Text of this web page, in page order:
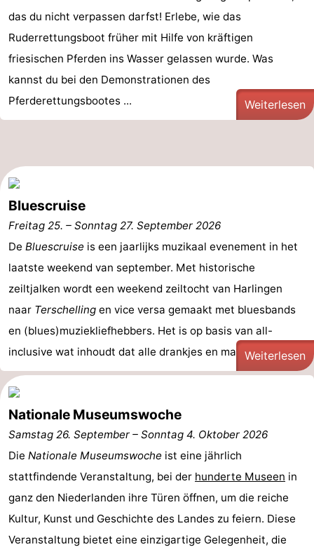
das du nicht verpassen darfst! Erlebe, wie das
Ruderrettungsboot früher mit Hilfe von kräftigen
friesischen Pferden ins Wasser gelassen wurde. Was
kannst du bei den Demonstrationen des
Pferderettungsbootes ...
Weiterlesen
Bluescruise
Freitag 25. – Sonntag 27. September 2026
De Bluescruise is een jaarlijks muzikaal evenement in het
laatste weekend van september. Met historische
zeiltjalken wordt een weekend zeiltocht van Harlingen
naar Terschelling en vice versa gemaakt met bluesbands
en (blues)muziekliefhebbers. Het is op basis van all-
inclusive wat inhoudt dat alle drankjes en maaltijden ...
Weiterlesen
Nationale Museumswoche
Samstag 26. September – Sonntag 4. Oktober 2026
Die Nationale Museumswoche ist eine jährlich
stattfindende Veranstaltung, bei der hunderte Museen in
ganz den Niederlanden ihre Türen öffnen, um die reiche
Kultur, Kunst und Geschichte des Landes zu feiern. Diese
Veranstaltung bietet eine einzigartige Gelegenheit, die